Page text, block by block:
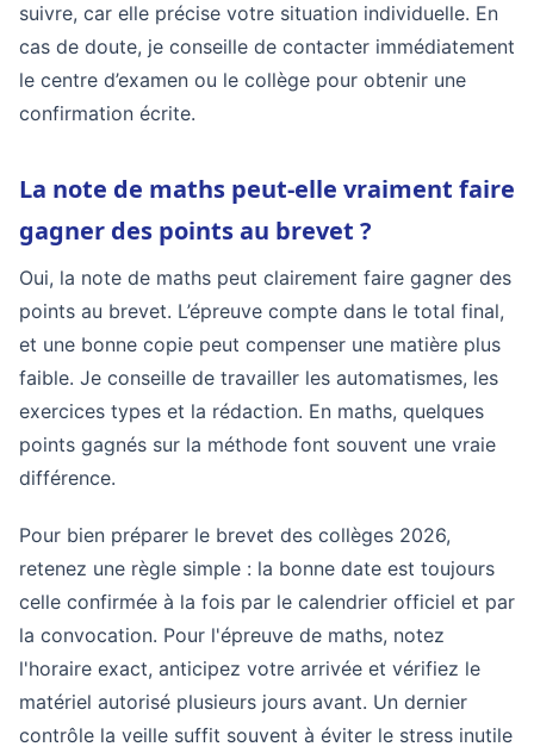
suivre, car elle précise votre situation individuelle. En
cas de doute, je conseille de contacter immédiatement
le centre d’examen ou le collège pour obtenir une
confirmation écrite.
La note de maths peut-elle vraiment faire
gagner des points au brevet ?
Oui, la note de maths peut clairement faire gagner des
points au brevet. L’épreuve compte dans le total final,
et une bonne copie peut compenser une matière plus
faible. Je conseille de travailler les automatismes, les
exercices types et la rédaction. En maths, quelques
points gagnés sur la méthode font souvent une vraie
différence.
Pour bien préparer le brevet des collèges 2026,
retenez une règle simple : la bonne date est toujours
celle confirmée à la fois par le calendrier officiel et par
la convocation. Pour l'épreuve de maths, notez
l'horaire exact, anticipez votre arrivée et vérifiez le
matériel autorisé plusieurs jours avant. Un dernier
contrôle la veille suffit souvent à éviter le stress inutile